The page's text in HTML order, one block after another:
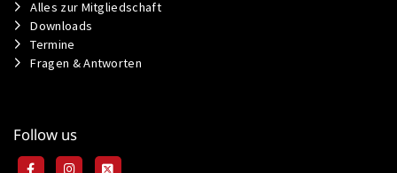
Alles zur Mitgliedschaft
Downloads
Termine
Fragen & Antworten
Follow us